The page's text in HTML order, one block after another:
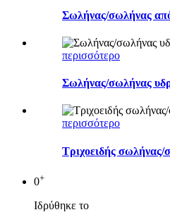
Σωλήνας/σωλήνας από
περισσότερο
Σωλήνας/σωλήνας
περισσότερο
Τριχοειδής
0+
Ιδρύθηκε το